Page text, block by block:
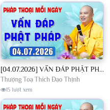
[04.07.2026] VẤN ĐÁP PHẬT PHÁP - Nghe Thầy giảng Pháp mỗi ngày CÔNG ĐỨC VÔ LƯỢNG│TT. Thích Đạo Thịnh
Thượng Toạ Thích Đạo Thịnh
15 lượt xem